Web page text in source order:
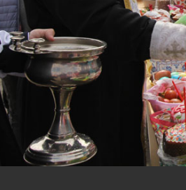
05.05.2024
05.05.2024